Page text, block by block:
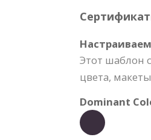
Этот шаблон
цвета,
Dominant